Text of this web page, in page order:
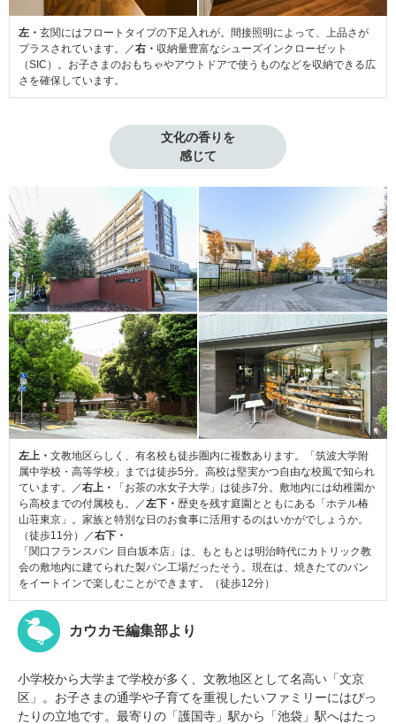
左・ 玄関にはフロートタイプの下足入れが。間接照明によって、上品さが
プラスされています。／右・ 収納量豊富なシューズインクローゼット
（SIC）。お子さまのおもちゃやアウトドアで使うものなどを収納できる広
さを確保しています。
文化の香りを
感じて
左上・ 文教地区らしく、有名校も徒歩圏内に複数あります。「筑波大学附
属中学校・高等学校」までは徒歩5分。高校は堅実かつ自由な校風で知られ
ています。／右上・
「お茶の水女子大学」は徒歩7分。敷地内には幼稚園か
ら高校までの付属校も。／左下・ 歴史を残す庭園とともにある「ホテル椿
山荘東京」。家族と特別な日のお食事に活用するのはいかがでしょうか。
（徒歩11分）／右下・
「関口フランスパン 目白坂本店」は、もともとは明治時代にカトリック教
会の敷地内に建てられた製パン工場だったそう。現在は、焼きたてのパン
をイートインで楽しむことができます。（徒歩12分）
カウカモ編集部より
小学校から大学まで学校が多く、文教地区として名高い「文京
区」。お子さまの通学や子育てを重視したいファミリーにはぴっ
たりの立地です。最寄りの「護国寺」駅から「池袋」駅へはたっ